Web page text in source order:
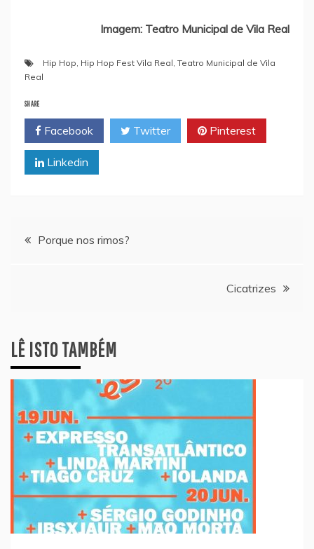
Imagem: Teatro Municipal de Vila Real
Hip Hop Hip Hop Fest Vila Real Teatro Municipal de Vila
Real
SHARE
Facebook Twitter Pinterest
Linkedin
Navegação
Porque nos rimos?
Cicatrizes
LÊ ISTO TAMBÉM